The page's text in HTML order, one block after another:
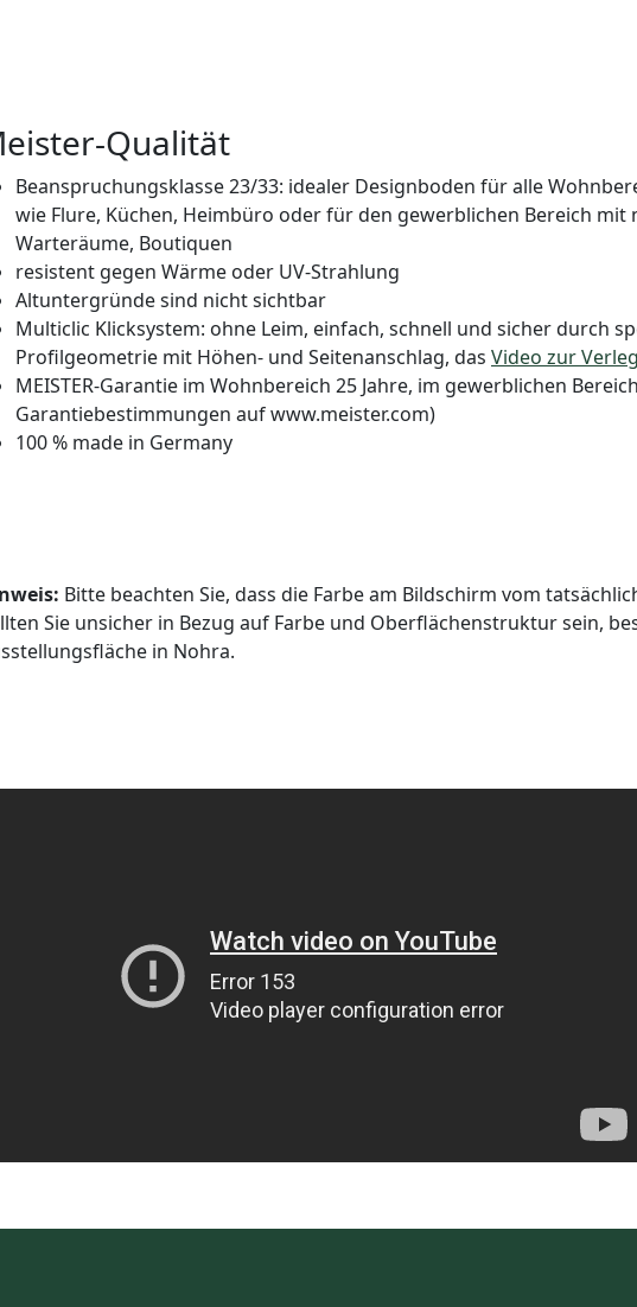
Qualität
Beanspruchungsklasse 23/33: idealer Designboden für alle
wie Flure, Küchen, Heimbüro oder für den gewerblichen Bereich
Warteräume, Boutiquen
resistent gegen Wärme oder UV-Strahlung
Altuntergründe sind nicht sichtbar
Multiclic Klicksystem: ohne Leim, einfach, schnell und sicher durch
Profilgeometrie mit Höhen- und Seitenanschlag, das Video zur
MEISTER-Garantie im Wohnbereich 25 Jahre, im gewerblichen
Garantiebestimmungen auf www.meister.com)
100 % made in Germany
Bitte beachten Sie, dass die Farbe am Bildschirm vom
Sie unsicher in Bezug auf Farbe und Oberflächenstruktur sein,
in Nohra.